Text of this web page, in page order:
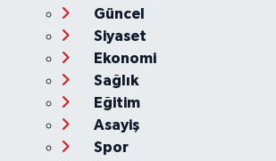
Güncel
Siyaset
Ekonomi
Sağlık
Eğitim
Asayiş
Spor